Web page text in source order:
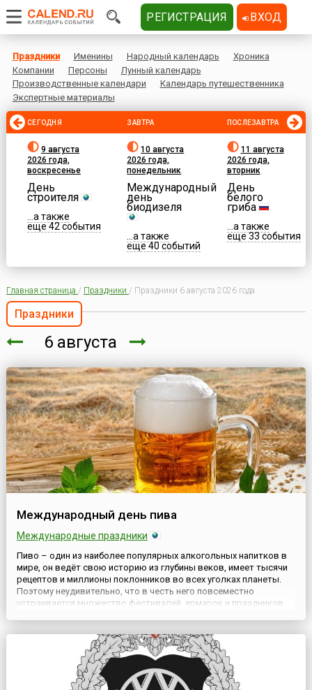
Праздники Именины Народный календарь
Хроника
Компании
Персоны
Лунный календарь
Производственные календари
Календарь путешественника
Экспертные материалы
СЕГОДНЯ
9 августа
2026 года,
воскресенье
День
строителя
...а также
еще 42 события
ЗАВТРА
10 августа
2026 года,
понедельник
Международный
день
биодизеля
...а также
еще 40 событий
ПОСЛЕЗАВТРА
11 августа
2026 года,
вторник
День
белого
гриба
...а также
еще 33 события
Главная страница / Праздники / Праздники 6 августа 2026 года
Праздники
6 августа
Международный день пива
Международные праздники
Пиво – один из наиболее популярных алкогольных напитков в
мире, он ведёт свою историю из глубины веков, имеет тысячи
рецептов и миллионы поклонников во всех уголках планеты.
Поэтому неудивительно, что в честь него повсеместно
устраивается множество фестивалей, ярмарок и праздников
РЕГИСТРАЦИЯ ВХОД